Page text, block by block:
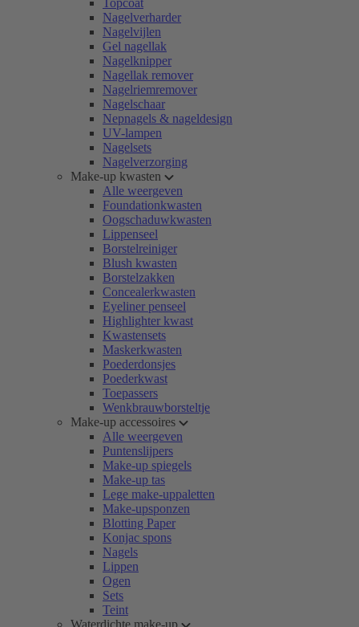
Topcoat
Nagelverharder
Nagelvijlen
Gel nagellak
Nagelknipper
Nagellak remover
Nagelriemremover
Nagelschaar
Nepnagels & nageldesign
UV-lampen
Nagelsets
Nagelverzorging
Make-up kwasten
Alle weergeven
Foundationkwasten
Oogschaduwkwasten
Lippenseel
Borstelreiniger
Blush kwasten
Borstelzakken
Concealerkwasten
Eyeliner penseel
Highlighter kwast
Kwastensets
Maskerkwasten
Poederdonsjes
Poederkwast
Toepassers
Wenkbrauwborsteltje
Make-up accessoires
Alle weergeven
Puntenslijpers
Make-up spiegels
Make-up tas
Lege make-uppaletten
Make-upsponzen
Blotting Paper
Konjac spons
Nagels
Lippen
Ogen
Sets
Teint
Waterdichte make-up